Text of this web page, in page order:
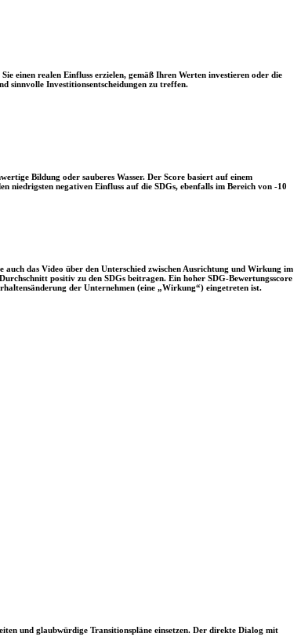
einen realen Einfluss erzielen, gemäß Ihren Werten investieren oder die
sinnvolle Investitionsentscheidungen zu treffen.
Bildung oder sauberes Wasser. Der Score basiert auf einem
niedrigsten negativen Einfluss auf die SDGs, ebenfalls im Bereich von -10
das Video über den Unterschied zwischen Ausrichtung und Wirkung im
positiv zu den SDGs beitragen. Ein hoher SDG-Bewertungsscore
der Unternehmen (eine „Wirkung“) eingetreten ist.
und glaubwürdige Transitionspläne einsetzen. Der direkte Dialog mit